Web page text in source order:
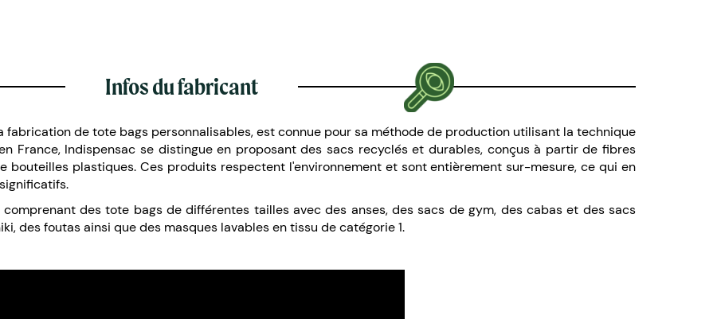
Infos du fabricant
fabrication de tote bags personnalisables, est connue pour sa méthode de production utilisant la technique
France, Indispensac se distingue en proposant des sacs recyclés et durables, conçus à partir de fibres
bouteilles plastiques. Ces produits respectent l'environnement et sont entièrement sur-mesure, ce qui en
des tote bags de différentes tailles avec des anses, des sacs de gym, des cabas et des sacs
des foutas ainsi que des masques lavables en tissu de catégorie 1.